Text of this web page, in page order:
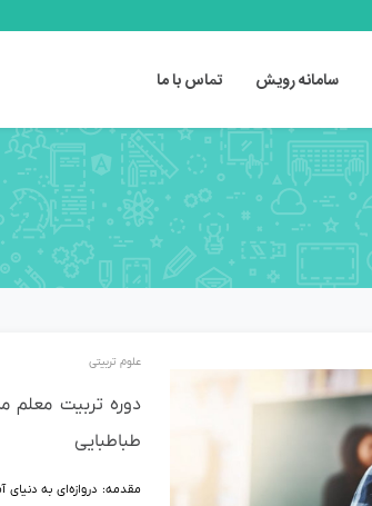
سامانه رویش تماس با ما
علوم تربیتی
دوره تربیت معلم
طباطبایی
مقدمه: دروازه‌ای به